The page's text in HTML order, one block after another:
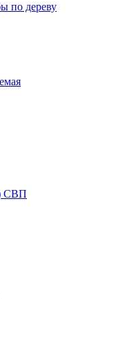
по дереву
СВП